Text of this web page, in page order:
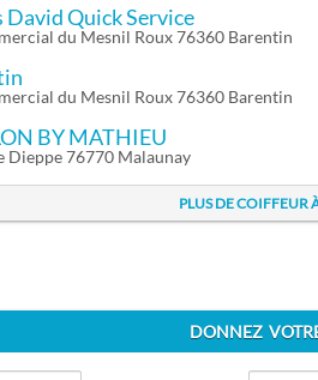
David Quick Service
du Mesnil Roux 76360 Barentin
du Mesnil Roux 76360 Barentin
BY MATHIEU
Dieppe 76770 Malaunay
PLUS DE COIFFEUR
DONNEZ